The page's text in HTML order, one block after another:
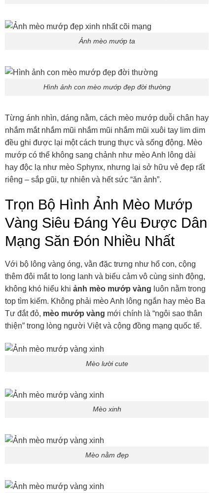
Ảnh mèo mướp ta
Hình ảnh con mèo mướp đẹp đời thường
Từng ánh nhìn, dáng nằm, cách mèo mướp duỗi chân hay
nhắm mắt nhắm mũi nhắm mũi nhắm mũi xuôi tay lim dim
đều ghi được lại một cách trung thực và sống động. Mèo
mướp có thể không sang chảnh như mèo Anh lông dài
hay độc lạ như mèo Sphynx, nhưng lại sở hữu vẻ đẹp rất
riêng – sắp gũi, tự nhiên và hết sức “ăn ảnh”.
Trọn Bộ Hình Ảnh Mèo Mướp
Vàng Siêu Đáng Yêu Được Dân
Mạng Săn Đón Nhiều Nhất
Với bộ lông vàng óng, vằn đặc trưng như hổ con, cộng
thêm đôi mắt to long lanh và biểu cảm vô cùng sinh động,
không khó hiểu khi ảnh mèo mướp vàng luôn nằm trong
top tìm kiếm. Không phải mèo Anh lông ngắn hay mèo Ba
Tư đắt đỏ, mèo mướp vàng mới chính là “ngôi sao thân
thiện” trong lòng người Việt và cộng đồng mạng quốc tế.
Mèo lười cute
Mèo xinh
Mèo nằm đẹp